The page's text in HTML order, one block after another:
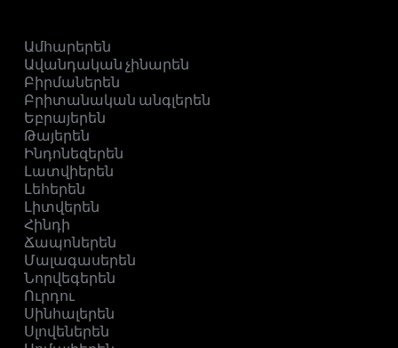
Ամհարերեն
Ավանդական չինարեն
Բիրմաներեն
Բրիտանական անգլերեն
Եբրայերեն
Թայերեն
Ինդոնեզերեն
Լատվիերեն
Լեհերեն
Լիտվերեն
Հինդի
Ճապոներեն
Մալագասերեն
Նորվեգերեն
Ուրդու
Սինհալերեն
Սլովեներեն